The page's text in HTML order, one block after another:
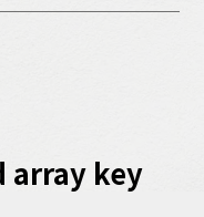
array key